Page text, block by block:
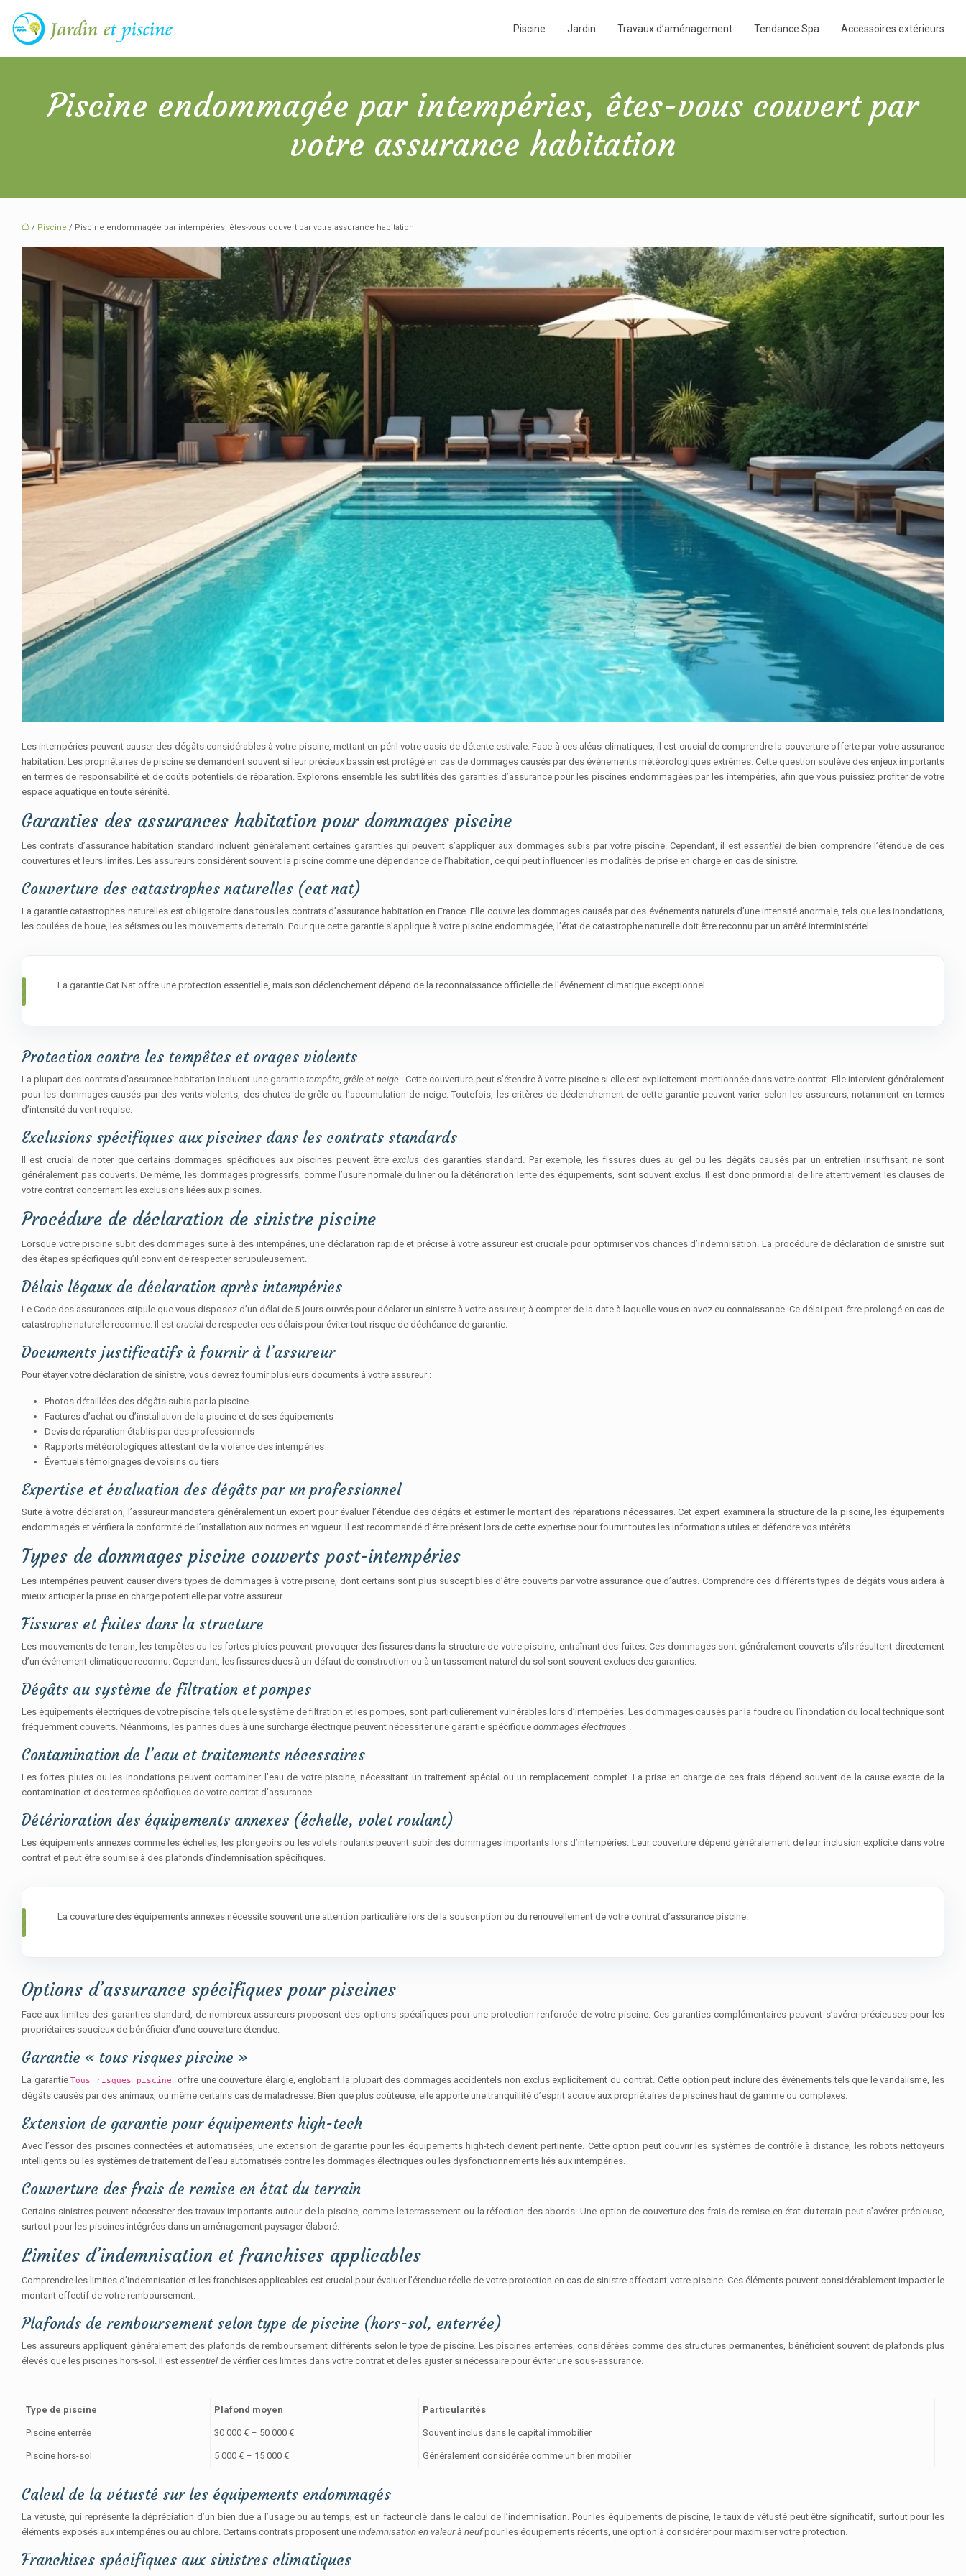
Piscine Jardin Travaux d’aménagement Tendance Spa Accessoires extérieurs
Piscine endommagée par intempéries, êtes-vous couvert par
votre assurance habitation
/ Piscine / Piscine endommagée par intempéries, êtes-vous couvert par votre assurance habitation
Les intempéries peuvent causer des dégâts considérables à votre piscine, mettant en péril votre oasis de détente estivale. Face à ces aléas climatiques, il est crucial de comprendre la couverture offerte par votre assurance
habitation. Les propriétaires de piscine se demandent souvent si leur précieux bassin est protégé en cas de dommages causés par des événements météorologiques extrêmes. Cette question soulève des enjeux importants
en termes de responsabilité et de coûts potentiels de réparation. Explorons ensemble les subtilités des garanties d’assurance pour les piscines endommagées par les intempéries, afin que vous puissiez profiter de votre
espace aquatique en toute sérénité.
Garanties des assurances habitation pour dommages piscine
Les contrats d’assurance habitation standard incluent généralement certaines garanties qui peuvent s’appliquer aux dommages subis par votre piscine. Cependant, il estessentiel de bien comprendre l’étendue de ces
couvertures et leurs limites. Les assureurs considèrent souvent la piscine comme une dépendance de l’habitation, ce qui peut influencer les modalités de prise en charge en cas de sinistre.
Couverture des catastrophes naturelles (cat nat)
La garantie catastrophes naturelles est obligatoire dans tous les contrats d’assurance habitation en France. Elle couvre les dommages causés par des événements naturels d’une intensité anormale, tels que les inondations,
les coulées de boue, les séismes ou les mouvements de terrain. Pour que cette garantie s’applique à votre piscine endommagée, l’état de catastrophe naturelle doit être reconnu par un arrêté interministériel.
La garantie Cat Nat offre une protection essentielle, mais son déclenchement dépend de la reconnaissance officielle de l’événement climatique exceptionnel.
Protection contre les tempêtes et orages violents
La plupart des contrats d’assurance habitation incluent une garantietempête, grêle et neige . Cette couverture peut s’étendre à votre piscine si elle est explicitement mentionnée dans votre contrat. Elle intervient généralement
pour les dommages causés par des vents violents, des chutes de grêle ou l’accumulation de neige. Toutefois, les critères de déclenchement de cette garantie peuvent varier selon les assureurs, notamment en termes
d’intensité du vent requise.
Exclusions spécifiques aux piscines dans les contrats standards
Il est crucial de noter que certains dommages spécifiques aux piscines peuvent êtreexclus des garanties standard. Par exemple, les fissures dues au gel ou les dégâts causés par un entretien insuffisant ne sont
généralement pas couverts. De même, les dommages progressifs, comme l’usure normale du liner ou la détérioration lente des équipements, sont souvent exclus. Il est donc primordial de lire attentivement les clauses de
votre contrat concernant les exclusions liées aux piscines.
Procédure de déclaration de sinistre piscine
Lorsque votre piscine subit des dommages suite à des intempéries, une déclaration rapide et précise à votre assureur est cruciale pour optimiser vos chances d’indemnisation. La procédure de déclaration de sinistre suit
des étapes spécifiques qu’il convient de respecter scrupuleusement.
Délais légaux de déclaration après intempéries
Le Code des assurances stipule que vous disposez d’un délai de 5 jours ouvrés pour déclarer un sinistre à votre assureur, à compter de la date à laquelle vous en avez eu connaissance. Ce délai peut être prolongé en cas de
catastrophe naturelle reconnue. Il est crucial de respecter ces délais pour éviter tout risque de déchéance de garantie.
Documents justificatifs à fournir à l’assureur
Pour étayer votre déclaration de sinistre, vous devrez fournir plusieurs documents à votre assureur :
Photos détaillées des dégâts subis par la piscine
Factures d’achat ou d’installation de la piscine et de ses équipements
Devis de réparation établis par des professionnels
Rapports météorologiques attestant de la violence des intempéries
Éventuels témoignages de voisins ou tiers
Expertise et évaluation des dégâts par un professionnel
Suite à votre déclaration, l’assureur mandatera généralement un expert pour évaluer l’étendue des dégâts et estimer le montant des réparations nécessaires. Cet expert examinera la structure de la piscine, les équipements
endommagés et vérifiera la conformité de l’installation aux normes en vigueur. Il est recommandé d’être présent lors de cette expertise pour fournir toutes les informations utiles et défendre vos intérêts.
Types de dommages piscine couverts post-intempéries
Les intempéries peuvent causer divers types de dommages à votre piscine, dont certains sont plus susceptibles d’être couverts par votre assurance que d’autres. Comprendre ces différents types de dégâts vous aidera à
mieux anticiper la prise en charge potentielle par votre assureur.
Fissures et fuites dans la structure
Les mouvements de terrain, les tempêtes ou les fortes pluies peuvent provoquer des fissures dans la structure de votre piscine, entraînant des fuites. Ces dommages sont généralement couverts s’ils résultent directement
d’un événement climatique reconnu. Cependant, les fissures dues à un défaut de construction ou à un tassement naturel du sol sont souvent exclues des garanties.
Dégâts au système de filtration et pompes
Les équipements électriques de votre piscine, tels que le système de filtration et les pompes, sont particulièrement vulnérables lors d’intempéries. Les dommages causés par la foudre ou l’inondation du local technique sont
fréquemment couverts. Néanmoins, les pannes dues à une surcharge électrique peuvent nécessiter une garantie spécifique dommages électriques .
Contamination de l’eau et traitements nécessaires
Les fortes pluies ou les inondations peuvent contaminer l’eau de votre piscine, nécessitant un traitement spécial ou un remplacement complet. La prise en charge de ces frais dépend souvent de la cause exacte de la
contamination et des termes spécifiques de votre contrat d’assurance.
Détérioration des équipements annexes (échelle, volet roulant)
Les équipements annexes comme les échelles, les plongeoirs ou les volets roulants peuvent subir des dommages importants lors d’intempéries. Leur couverture dépend généralement de leur inclusion explicite dans votre
contrat et peut être soumise à des plafonds d’indemnisation spécifiques.
La couverture des équipements annexes nécessite souvent une attention particulière lors de la souscription ou du renouvellement de votre contrat d’assurance piscine.
Options d’assurance spécifiques pour piscines
Face aux limites des garanties standard, de nombreux assureurs proposent des options spécifiques pour une protection renforcée de votre piscine. Ces garanties complémentaires peuvent s’avérer précieuses pour les
propriétaires soucieux de bénéficier d’une couverture étendue.
Garantie « tous risques piscine »
La garantieTous risques piscine offre une couverture élargie, englobant la plupart des dommages accidentels non exclus explicitement du contrat. Cette option peut inclure des événements tels que le vandalisme, les
dégâts causés par des animaux, ou même certains cas de maladresse. Bien que plus coûteuse, elle apporte une tranquillité d’esprit accrue aux propriétaires de piscines haut de gamme ou complexes.
Extension de garantie pour équipements high-tech
Avec l’essor des piscines connectées et automatisées, une extension de garantie pour les équipements high-tech devient pertinente. Cette option peut couvrir les systèmes de contrôle à distance, les robots nettoyeurs
intelligents ou les systèmes de traitement de l’eau automatisés contre les dommages électriques ou les dysfonctionnements liés aux intempéries.
Couverture des frais de remise en état du terrain
Certains sinistres peuvent nécessiter des travaux importants autour de la piscine, comme le terrassement ou la réfection des abords. Une option de couverture des frais de remise en état du terrain peut s’avérer précieuse,
surtout pour les piscines intégrées dans un aménagement paysager élaboré.
Limites d’indemnisation et franchises applicables
Comprendre les limites d’indemnisation et les franchises applicables est crucial pour évaluer l’étendue réelle de votre protection en cas de sinistre affectant votre piscine. Ces éléments peuvent considérablement impacter le
montant effectif de votre remboursement.
Plafonds de remboursement selon type de piscine (hors-sol, enterrée)
Les assureurs appliquent généralement des plafonds de remboursement différents selon le type de piscine. Les piscines enterrées, considérées comme des structures permanentes, bénéficient souvent de plafonds plus
élevés que les piscines hors-sol. Il est essentiel de vérifier ces limites dans votre contrat et de les ajuster si nécessaire pour éviter une sous-assurance.
Type de piscine Plafond moyen Particularités
Piscine enterrée 30 000 € – 50 000 € Souvent inclus dans le capital immobilier
Piscine hors-sol 5 000 € – 15 000 € Généralement considérée comme un bien mobilier
Calcul de la vétusté sur les équipements endommagés
La vétusté, qui représente la dépréciation d’un bien due à l’usage ou au temps, est un facteur clé dans le calcul de l’indemnisation. Pour les équipements de piscine, le taux de vétusté peut être significatif, surtout pour les
éléments exposés aux intempéries ou au chlore. Certains contrats proposent une indemnisation en valeur à neufpour les équipements récents, une option à considérer pour maximiser votre protection.
Franchises spécifiques aux sinistres climatiques